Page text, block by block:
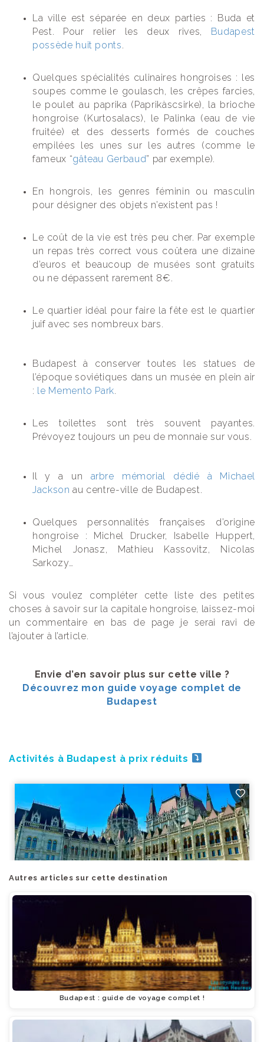
La ville est séparée en deux parties : Buda et
Pest. Pour relier les deux rives, Budapest
possède huit ponts
Quelques spécialités culinaires hongroises : les
soupes comme le goulasch, les crêpes farcies,
le poulet au paprika (Paprikàscsirke), la brioche
hongroise (Kurtosalacs), le Palinka (eau de vie
fruitée) et des desserts formés de couches
empilées les unes sur les autres (comme le
fameux “gâteau Gerbaud” par exemple).
En hongrois, les genres féminin ou masculin
pour désigner des objets n’existent pas !
Le coût de la vie est très peu cher. Par exemple
un repas très correct vous coûtera une dizaine
d’euros et beaucoup de musées sont gratuits
ou ne dépassent rarement 8€.
Le quartier idéal pour faire la fête est le quartier
juif avec ses nombreux bars.
Budapest à conserver toutes les statues de
l’époque soviétiques dans un musée en plein air
: le Memento Park
Les toilettes sont très souvent payantes.
Prévoyez toujours un peu de monnaie sur vous.
Il y a un arbre mémorial dédié à Michael
Jackson au centre-ville de Budapest.
Quelques personnalités françaises d’origine
hongroise : Michel Drucker, Isabelle Huppert,
Michel Jonasz, Mathieu Kassovitz, Nicolas
Sarkozy…
Si vous voulez compléter cette liste des petites
choses à savoir sur la capitale hongroise, laissez-moi
un commentaire en bas de page je serai ravi de
l’ajouter à l’article.
Envie d’en savoir plus sur cette ville ?
Découvrez mon guide voyage complet de
Budapest
Activités à Budapest à prix réduits
Autres articles sur cette destination
Budapest : guide de voyage complet !